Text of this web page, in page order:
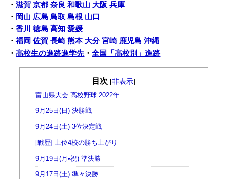
・滋賀 京都 奈良 和歌山 大阪 兵庫
・ 岡山 広島 鳥取 島根 山口
・香川 徳島 高知 愛媛
・福岡 佐賀 長崎 熊本 大分 宮崎 鹿児島 沖縄
・高校生の進路進学先・全国「高校別」進路
目次 [非表示]
富山県大会 高校野球 2022年
9月25日(日) 決勝戦
9月24日(土) 3位決定戦
[戦歴] 上位4校の勝ち上がり
9月19日(月•祝) 準決勝
9月17日(土) 準々決勝